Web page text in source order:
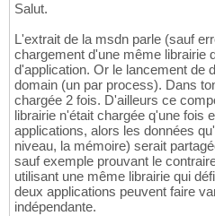
Salut.
L'extrait de la msdn parle (sauf
chargement d'une même librairie
d'application. Or le lancement de
domain (un par process). Dans
chargée 2 fois. D'ailleurs ce
librairie n'était chargée q'une fois
applications, alors les données
niveau, la mémoire) serait
sauf exemple prouvant le
utilisant une même librairie qui
deux applications peuvent faire
indépendante.